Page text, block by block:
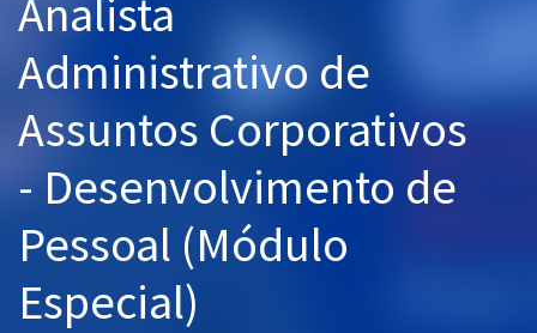
Questões grátis
Aprovados
Analista
Administrativo de
Assuntos Corporativos
- Desenvolvimento de
Pessoal (Módulo
Especial)